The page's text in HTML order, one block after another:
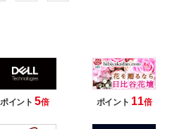
ポイント5倍 ポイント 11倍